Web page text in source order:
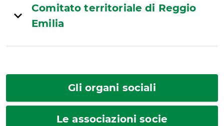
Comitato territoriale di Reggio
Emilia
Gli organi sociali
Le associazioni socie